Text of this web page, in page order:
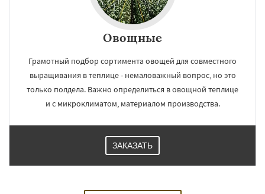
Овощные
Грамотный подбор сортимента овощей для совместного
выращивания в теплице - немаловажный вопрос, но это
только полдела. Важно определиться в овощной теплице
и с микроклиматом, материалом производства.
ЗАКАЗАТЬ